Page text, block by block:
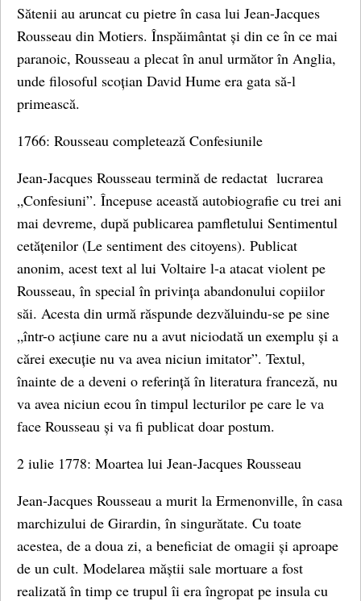
Sătenii au aruncat cu pietre în casa lui Jean-Jacques
Rousseau din Motiers. Înspăimântat și din ce în ce mai
paranoic, Rousseau a plecat în anul următor în Anglia,
unde filosoful scoțian David Hume era gata să-l
primească.
1766: Rousseau completează Confesiunile
Jean-Jacques Rousseau termină de redactat lucrarea
„Confesiuni”. Începuse această autobiografie cu trei ani
mai devreme, după publicarea pamfletului Sentimentul
cetățenilor (Le sentiment des citoyens). Publicat
anonim, acest text al lui Voltaire l-a atacat violent pe
Rousseau, în special în privința abandonului copiilor
săi. Acesta din urmă răspunde dezvăluindu-se pe sine
„într-o acțiune care nu a avut niciodată un exemplu și a
cărei execuție nu va avea niciun imitator”. Textul,
înainte de a deveni o referință în literatura franceză, nu
va avea niciun ecou în timpul lecturilor pe care le va
face Rousseau și va fi publicat doar postum.
2 iulie 1778: Moartea lui Jean-Jacques Rousseau
Jean-Jacques Rousseau a murit la Ermenonville, în casa
marchizului de Girardin, în singurătate. Cu toate
acestea, de a doua zi, a beneficiat de omagii și aproape
de un cult. Modelarea măștii sale mortuare a fost
realizată în timp ce trupul îi era îngropat pe insula cu